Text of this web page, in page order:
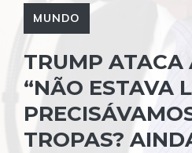
MUNDO
TRUMP ATACA
“NÃO ESTAVA
TROPAS?